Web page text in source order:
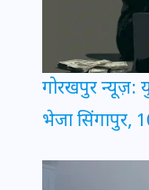
गोरखपुर न्यूज़:
भेजा सिंगापुर,